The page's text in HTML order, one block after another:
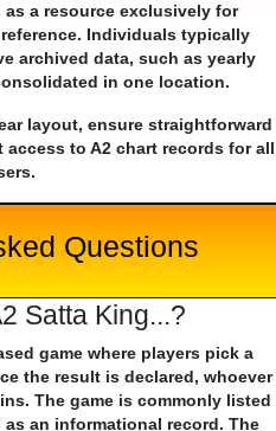
as a resource exclusively for
Individuals typically
archived data, such as yearly
in one location.
layout, ensure straightforward
to A2 chart records for all
Questions
Satta King...?
game where players pick a
the result is declared, whoever
The game is commonly listed
an informational record. The